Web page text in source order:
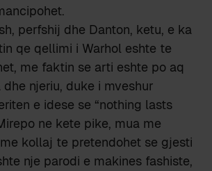
perfshij dhe Danton, ketu, e ka
qe qellimi i Warhol eshte te
me faktin se arti eshte po aq
dhe njeriu, duke i mveshur
e idese se “nothing lasts
ne kete pike, mua me
kollaj te pretendohet se gjesti
nje parodi e makines fashiste,